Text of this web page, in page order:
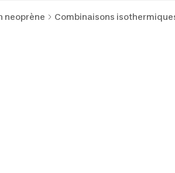
neoprène Combinaisons